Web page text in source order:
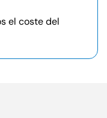
el coste del